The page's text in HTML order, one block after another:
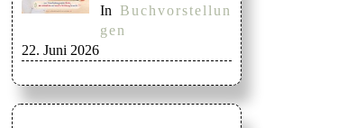
In Buchvorstellun
gen
22. Juni 2026